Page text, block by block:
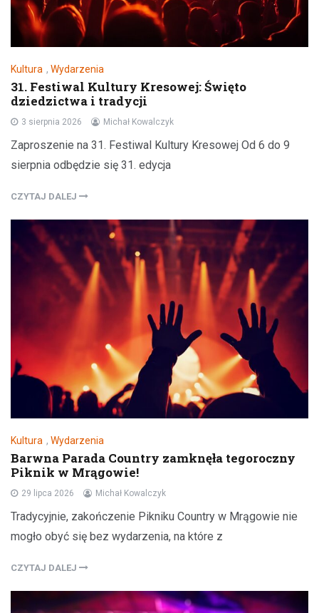
Kultura , Wydarzenia
31. Festiwal Kultury Kresowej: Święto
dziedzictwa i tradycji
3 sierpnia 2026 Michał Kowalczyk
Zaproszenie na 31. Festiwal Kultury Kresowej Od 6 do 9
sierpnia odbędzie się 31. edycja
CZYTAJ DALEJ
Kultura , Wydarzenia
Barwna Parada Country zamknęła tegoroczny
Piknik w Mrągowie!
29 lipca 2026 Michał Kowalczyk
Tradycyjnie, zakończenie Pikniku Country w Mrągowie nie
mogło obyć się bez wydarzenia, na które z
CZYTAJ DALEJ